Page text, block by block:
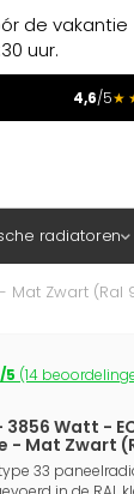
de vakantie
uur.
4,6/5
radiatoren
Zwart (Ral
5 (14
3856 Watt -
- Mat Zwart
33